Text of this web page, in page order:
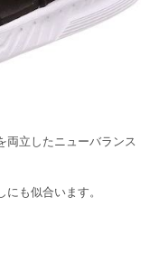
両立したニューバランス
も似合います。